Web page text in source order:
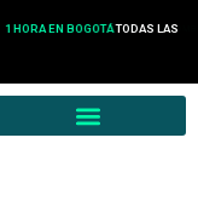
1 HORA EN BOGOTÁTODAS LAS